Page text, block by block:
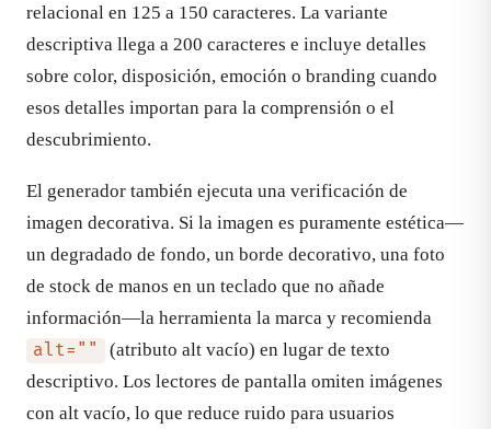
relacional en 125 a 150 caracteres. La variante
descriptiva llega a 200 caracteres e incluye detalles
sobre color, disposición, emoción o branding cuando
esos detalles importan para la comprensión o el
descubrimiento.
El generador también ejecuta una verificación de
imagen decorativa. Si la imagen es puramente estética—
un degradado de fondo, un borde decorativo, una foto
de stock de manos en un teclado que no añade
información—la herramienta la marca y recomienda
alt=""
(atributo alt vacío) en lugar de texto
descriptivo. Los lectores de pantalla omiten imágenes
con alt vacío, lo que reduce ruido para usuarios